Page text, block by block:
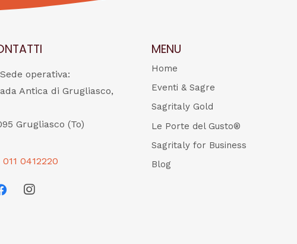
Sede operativa:
Antica di Grugliasco,
Grugliasco (To)
011 0412220
MENU
Home
Eventi & Sagre
Sagritaly Gold
Le Porte del Gusto®
Sagritaly for Business
Blog